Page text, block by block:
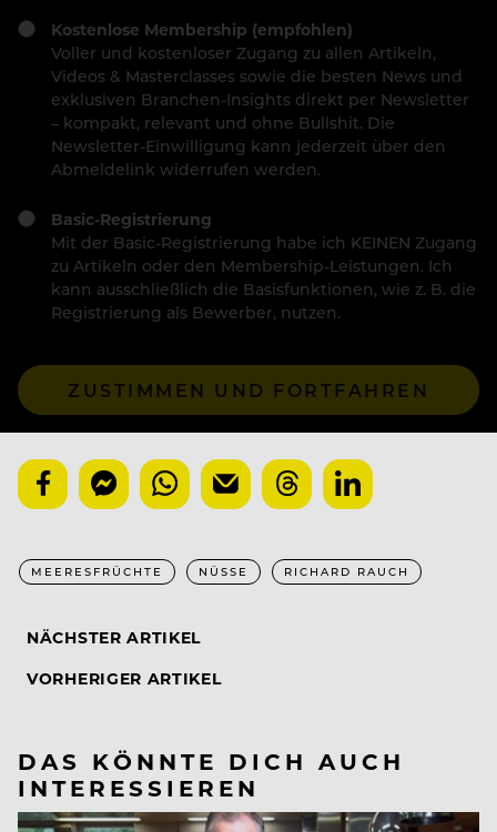
Kostenlose Membership (empfohlen)
Voller und kostenloser Zugang zu allen Artikeln,
Videos & Masterclasses sowie die besten News und
exklusiven Branchen-Insights direkt per Newsletter
– kompakt, relevant und ohne Bullshit. Die
Newsletter-Einwilligung kann jederzeit über den
Abmeldelink widerrufen werden.
Basic-Registrierung
Mit der Basic-Registrierung habe ich KEINEN Zugang
zu Artikeln oder den Membership-Leistungen. Ich
kann ausschließlich die Basisfunktionen, wie z. B. die
Registrierung als Bewerber, nutzen.
ZUSTIMMEN UND FORTFAHREN
MEERESFRÜCHTE NÜSSE RICHARD RAUCH
NÄCHSTER ARTIKEL
VORHERIGER ARTIKEL
DAS KÖNNTE DICH AUCH
INTERESSIEREN